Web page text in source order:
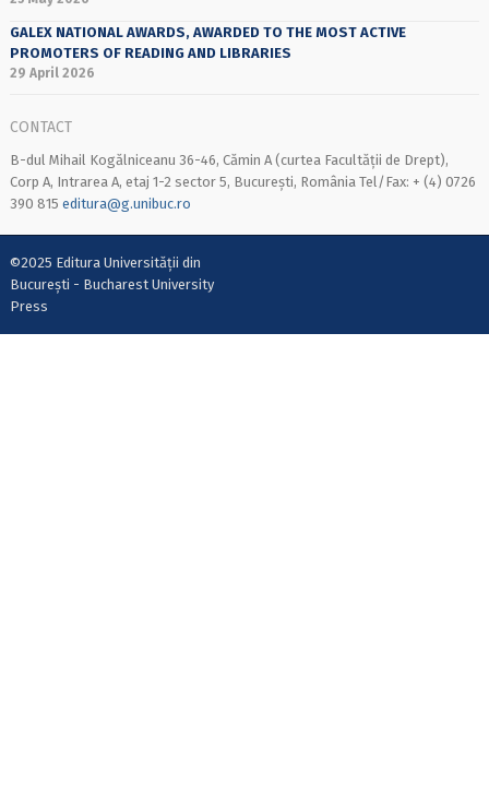
GALEX NATIONAL AWARDS, AWARDED TO THE MOST ACTIVE
PROMOTERS OF READING AND LIBRARIES
29 April 2026
CONTACT
B-dul Mihail Kogălniceanu 36-46, Cămin A (curtea Facultății de Drept),
Corp A, Intrarea A, etaj 1-2 sector 5, București, România Tel/Fax: + (4) 0726
390 815 editura@g.unibuc.ro
©2025 Editura Universității din
București - Bucharest University
Press